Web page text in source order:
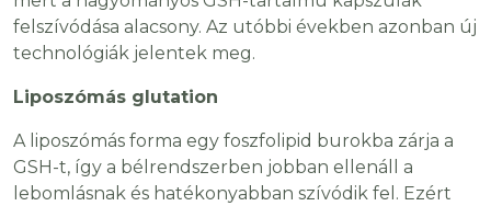
felszívódása alacsony. Az utóbbi években azonban új
technológiák jelentek meg.
Liposzómás glutation
A liposzómás forma egy foszfolipid burokba zárja a
GSH-t, így a bélrendszerben jobban ellenáll a
lebomlásnak és hatékonyabban szívódik fel. Ezért